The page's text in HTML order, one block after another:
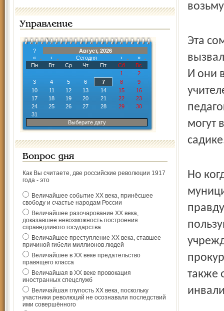
Управление
?
Август, 2026
«
‹ Сегодня ›
»
Пн
Вт Ср Чт Пт Сб
Вс
1
2
3
4 5 6 7 8
9
10
11 12 13 14 15
16
17
18 19 20 21 22
23
24
25 26 27 28 29
30
31
Выберите дату
Вопрос дня
Как Вы считаете, две российские революции 1917
года - это
Величайшее событие ХХ века, принёсшее
свободу и счастье народам России
Величайшее разочарование ХХ века,
доказавшее невозможность построения
справедливого государства
Величайшее преступление ХХ века, ставшее
причиной гибели миллионов людей
Величайшее в ХХ веке предательство
правящего класса
Величайшая в ХХ веке провокация
иностранных спецслужб
Величайшая глупость ХХ века, поскольку
участники революций не осознавали последствий
ими совершённого
Эта
И они
могут
Но
также